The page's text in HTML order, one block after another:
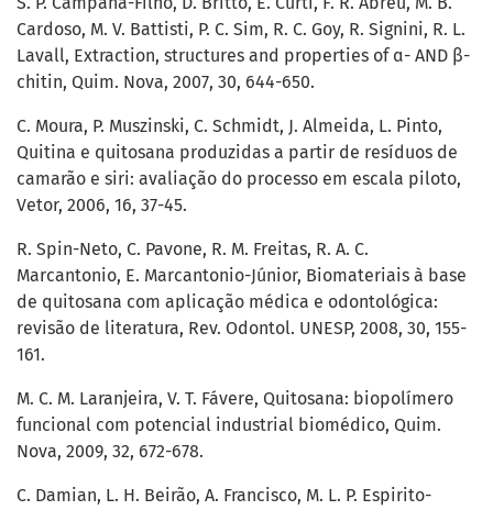
Cardoso, M. V. Battisti, P. C. Sim, R. C. Goy, R. Signini, R. L.
Lavall, Extraction, structures and properties of ɑ- AND β-
chitin, Quim. Nova, 2007, 30, 644-650.
C. Moura, P. Muszinski, C. Schmidt, J. Almeida, L. Pinto,
Quitina e quitosana produzidas a partir de resíduos de
camarão e siri: avaliação do processo em escala piloto,
Vetor, 2006, 16, 37-45.
R. Spin-Neto, C. Pavone, R. M. Freitas, R. A. C.
Marcantonio, E. Marcantonio-Júnior, Biomateriais à base
de quitosana com aplicação médica e odontológica:
revisão de literatura, Rev. Odontol. UNESP, 2008, 30, 155-
161.
M. C. M. Laranjeira, V. T. Fávere, Quitosana: biopolímero
funcional com potencial industrial biomédico, Quim.
Nova, 2009, 32, 672-678.
C. Damian, L. H. Beirão, A. Francisco, M. L. P. Espirito-